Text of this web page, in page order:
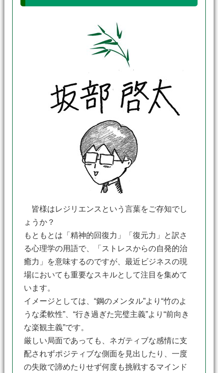
皆様はレジリエンスという言葉をご存知でし
ょうか？
もともとは「精神的回復力」「復元力」と訳さ
る心理学の用語で、「ストレスからの自発的治
癒力」を意味するのですが、最近ビジネスの現
場においても重要なスキルとして注目を集めて
います。
イメージとしては、“鋼のメンタル”より“竹のよ
うな柔軟性”、“行き過ぎた完璧主義”より“前向き
な楽観主義”です。
厳しい局面であっても、ネガティブな感情に支
配されずポジティブな側面を見出したり、一度
の失敗で諦めたりせず何度も挑戦するマインド